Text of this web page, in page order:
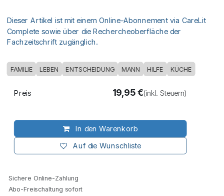
Dieser Artikel ist mit einem Online-Abonnement via CareLit
Complete sowie über die Rechercheoberfläche der
Fachzeitschrift zugänglich.
FAMILIE LEBEN ENTSCHEIDUNG MANN HILFE KÜCHE
In den Warenkorb
Auf die Wunschliste
Preis 19,95€(inkl. Steuern)
Sichere Online-Zahlung
Abo-Freischaltung sofort